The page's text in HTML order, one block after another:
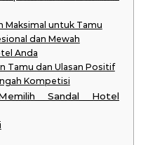
Maksimal untuk Tamu
dan Mewah
Anda
Tamu dan Ulasan Positif
Kompetisi
Sandal Hotel